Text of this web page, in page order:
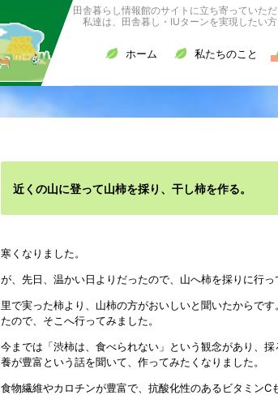
田舎暮らし情報館のサイトに立ち寄っていた
私達は、田舎暮し・IUターンを実現したい
ホーム 私たちのこと
近くの山に登って山柿を採り、干し柿を作る。
寒くなりました。
が、先日、温かい日よりだったので、山へ柿を採りに行っ
里で実った柿より、山柿の方がおいしいと聞いたからで
たので、そこへ行ってみました。
今までは「渋柿は、食べられない」という観念があり、
養が豊富という話を聞いて、作ってみたくなりました。
食物繊維やカロチンが豊富で、抗酸化性のあるビタミン